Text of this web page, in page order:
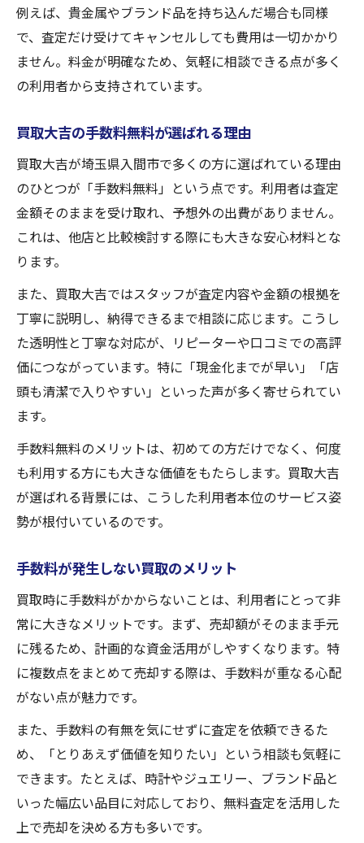
例えば、貴金属やブランド品を持ち込んだ場合も同様
で、査定だけ受けてキャンセルしても費用は一切かかり
ません。料金が明確なため、気軽に相談できる点が多く
の利用者から支持されています。
買取大吉の手数料無料が選ばれる理由
買取大吉が埼玉県入間市で多くの方に選ばれている理由
のひとつが「手数料無料」という点です。利用者は査定
金額そのままを受け取れ、予想外の出費がありません。
これは、他店と比較検討する際にも大きな安心材料とな
ります。
また、買取大吉ではスタッフが査定内容や金額の根拠を
丁寧に説明し、納得できるまで相談に応じます。こうし
た透明性と丁寧な対応が、リピーターや口コミでの高評
価につながっています。特に「現金化までが早い」「店
頭も清潔で入りやすい」といった声が多く寄せられてい
ます。
手数料無料のメリットは、初めての方だけでなく、何度
も利用する方にも大きな価値をもたらします。買取大吉
が選ばれる背景には、こうした利用者本位のサービス姿
勢が根付いているのです。
手数料が発生しない買取のメリット
買取時に手数料がかからないことは、利用者にとって非
常に大きなメリットです。まず、売却額がそのまま手元
に残るため、計画的な資金活用がしやすくなります。特
に複数点をまとめて売却する際は、手数料が重なる心配
がない点が魅力です。
また、手数料の有無を気にせずに査定を依頼できるた
め、「とりあえず価値を知りたい」という相談も気軽に
できます。たとえば、時計やジュエリー、ブランド品と
いった幅広い品目に対応しており、無料査定を活用した
上で売却を決める方も多いです。